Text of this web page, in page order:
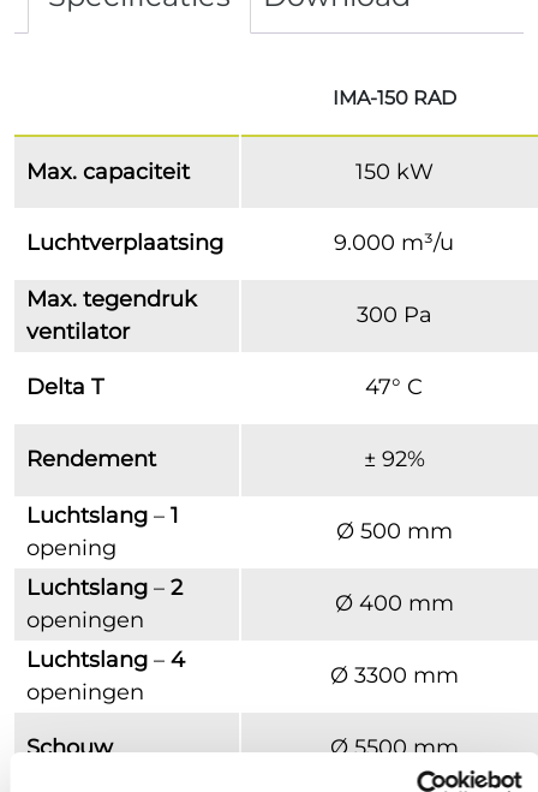
IMA-150 RAD
Max. capaciteit 150 kW
Luchtverplaatsing 9.000 m³/u
Max. tegendruk
ventilator
300 Pa
Delta T 47° C
Rendement ± 92%
Luchtslang – 1
opening
Ø 500 mm
Luchtslang – 2
openingen
Ø 400 mm
Luchtslang – 4
openingen
Ø 3300 mm
Schouw Ø 5500 mm